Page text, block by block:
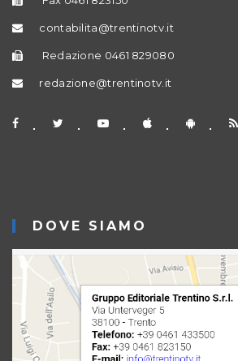
contabilita@trentinotv.it
Redazione 0461 829080
redazione@trentinotv.it
DOVE SIAMO